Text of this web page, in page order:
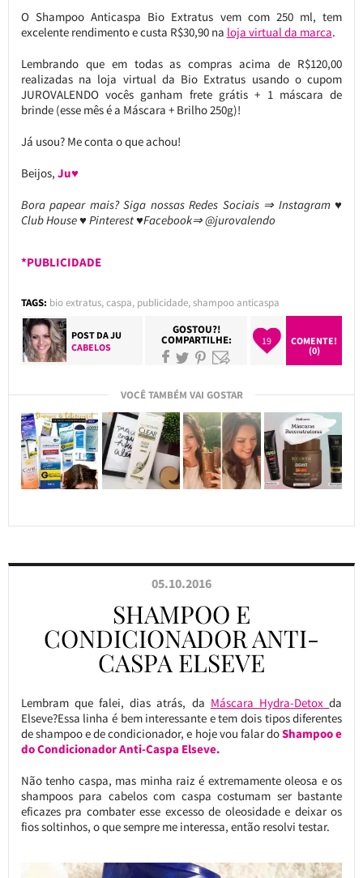
O Shampoo Anticaspa Bio Extratus vem com 250 ml, tem
excelente rendimento e custa R$30,90 na loja virtual da marca.
Lembrando que em todas as compras acima de R$120,00
realizadas na loja virtual da Bio Extratus usando o cupom
JUROVALENDO vocês ganham frete grátis + 1 máscara de
brinde (esse mês é a Máscara + Brilho 250g)!
Já usou? Me conta o que achou!
Beijos, Ju♥
Bora papear mais? Siga nossas Redes Sociais ⇒ Instagram ♥
Club House ♥ Pinterest ♥Facebook⇒ @jurovalendo
*PUBLICIDADE
TAGS: bio extratus,caspa, publicidade,shampoo anticaspa
POST DAJU
CABELOS
GOSTOU?!
COMPARTILHE: 19
COMENTE!
(0)
VOCÊ TAMBÉM VAI GOSTAR
05.10.2016
SHAMPOO E
CONDICIONADOR ANTI-
CASPA ELSEVE
Lembram que falei, dias atrás, da Máscara Hydra-Detoxda
Elseve?Essa linha é bem interessante e tem dois tipos diferentes
de shampoo e de condicionador, e hoje vou falar doShampoo e
do Condicionador Anti-Caspa Elseve.
Não tenho caspa, mas minha raiz é extremamente oleosa e os
shampoos para cabelos com caspa costumam ser bastante
eficazes pra combater esse excesso de oleosidade e deixar os
fios soltinhos, o que sempre me interessa, então resolvi testar.